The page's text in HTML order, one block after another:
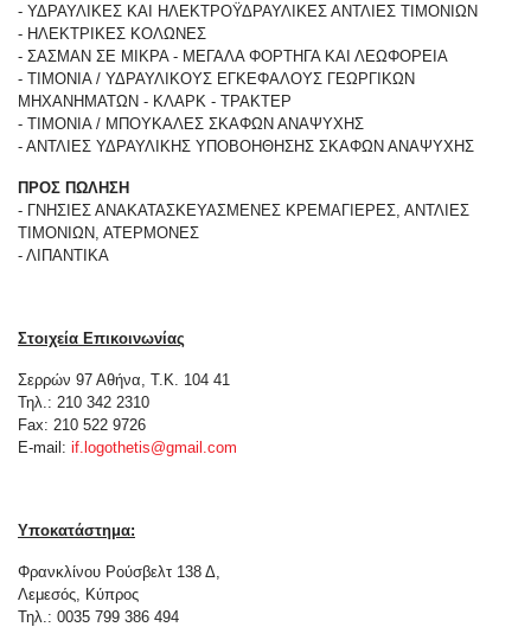
- ΥΔΡΑΥΛΙΚΕΣ ΚΑΙ ΗΛΕΚΤΡΟΫΔΡΑΥΛΙΚΕΣ ΑΝΤΛΙΕΣ ΤΙΜΟΝΙΩΝ
- ΗΛΕΚΤΡΙΚΕΣ ΚΟΛΩΝΕΣ
- ΣΑΣΜΑΝ ΣΕ ΜΙΚΡΑ - ΜΕΓΑΛΑ ΦΟΡΤΗΓΑ ΚΑΙ ΛΕΩΦΟΡΕΙΑ
- ΤΙΜΟΝΙΑ / ΥΔΡΑΥΛΙΚΟΥΣ ΕΓΚΕΦΑΛΟΥΣ ΓΕΩΡΓΙΚΩΝ
ΜΗΧΑΝΗΜΑΤΩΝ - ΚΛΑΡΚ - ΤΡΑΚΤΕΡ
- ΤΙΜΟΝΙΑ / ΜΠΟΥΚΑΛΕΣ ΣΚΑΦΩΝ ΑΝΑΨΥΧΗΣ
- ΑΝΤΛΙΕΣ ΥΔΡΑΥΛΙΚΗΣ ΥΠΟΒΟΗΘΗΣΗΣ ΣΚΑΦΩΝ ΑΝΑΨΥΧΗΣ
ΠΡΟΣ ΠΩΛΗΣΗ
- ΓΝΗΣΙΕΣ ΑΝΑΚΑΤΑΣΚΕΥΑΣΜΕΝΕΣ ΚΡΕΜΑΓΙΕΡΕΣ, ΑΝΤΛΙΕΣ
ΤΙΜΟΝΙΩΝ, ΑΤΕΡΜΟΝΕΣ
- ΛΙΠΑΝΤΙΚΑ
Στοιχεία Επικοινωνίας
Σερρών 97 Αθήνα, Τ.Κ. 104 41
Τηλ.: 210 342 2310
Fax: 210 522 9726
E-mail: if.logothetis@gmail.com
Υποκατάστημα:
Φρανκλίνου Ρούσβελτ 138 Δ,
Λεμεσός, Κύπρος
Τηλ.: 0035 799 386 494